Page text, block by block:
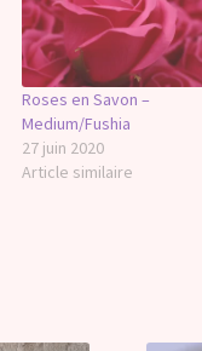
Roses en Savon –
Medium/Fushia
27 juin 2020
Article similaire